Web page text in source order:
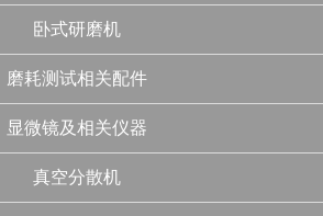
卧式研磨机
磨耗测试相关配件
显微镜及相关仪器
真空分散机